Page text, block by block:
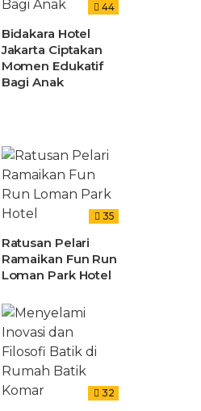
44
Bidakara Hotel
Jakarta Ciptakan
Momen Edukatif
Bagi Anak
35
Ratusan Pelari
Ramaikan Fun Run
Loman Park Hotel
32